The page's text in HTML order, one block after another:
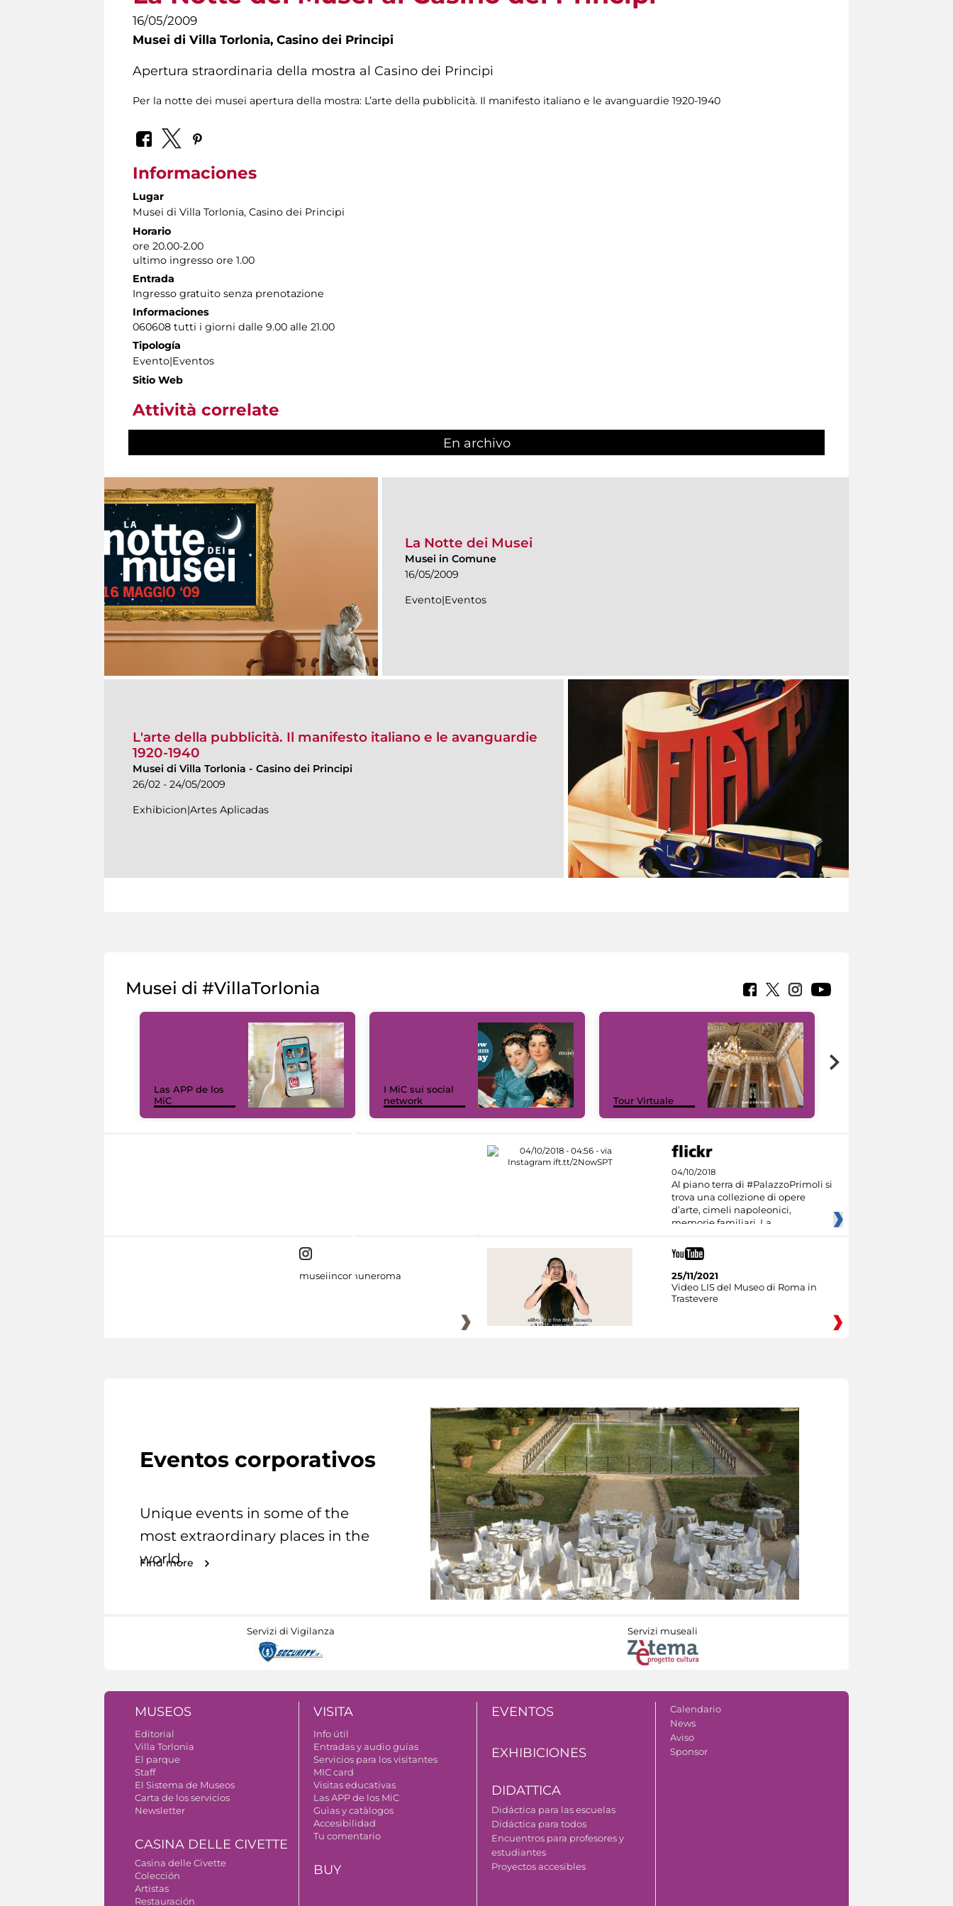
16/05/2009
Musei di Villa Torlonia, Casino dei Principi
Apertura straordinaria della mostra al Casino dei Principi
Per la notte dei musei apertura della mostra: L’arte della pubblicità. Il manifesto italiano e le avanguardie 1920-1940
Informaciones
Lugar
Musei di Villa Torlonia, Casino dei Principi
Horario
ore 20.00-2.00
ultimo ingresso ore 1.00
Entrada
Ingresso gratuito senza prenotazione
Informaciones
060608 tutti i giorni dalle 9.00 alle 21.00
Tipología
Evento|Eventos
Sitio Web
Attività correlate
En archivo
La Notte dei Musei
Musei in Comune
16/05/2009
Evento|Eventos
L'arte della pubblicità. Il manifesto italiano e le avanguardie
1920-1940
Musei di Villa Torlonia - Casino dei Principi
26/02 - 24/05/2009
Exhibicion|Artes Aplicadas
Musei di #VillaTorlonia
Las APP de los
MiC
I MiC sui social
network
Tour Virtuale
04/10/2018
Al piano terra di #PalazzoPrimoli si
trova una collezione di opere
d’arte, cimeli napoleonici,
memorie familiari. La
museiincomuneroma
25/11/2021
Video LIS del Museo di Roma in
Trastevere
Eventos corporativos
Unique events in some of the
most extraordinary places in the
world.
Find more
Servizi di Vigilanza Servizi museali
MUSEOS
Editorial
Villa Torlonia
El parque
Staff
El Sistema de Museos
Carta de los servicios
Newsletter
CASINA DELLE CIVETTE
Casina delle Civette
Colección
Artistas
Restauración
VISITA
Info útil
Entradas y audio guías
Servicios para los visitantes
MIC card
Visitas educativas
Las APP de los MiC
Guìas y catàlogos
Accesibilidad
Tu comentario
BUY
EVENTOS
EXHIBICIONES
DIDATTICA
Didáctica para las escuelas
Didáctica para todos
Encuentros para profesores y
estudiantes
Proyectos accesibles
Calendario
News
Aviso
Sponsor